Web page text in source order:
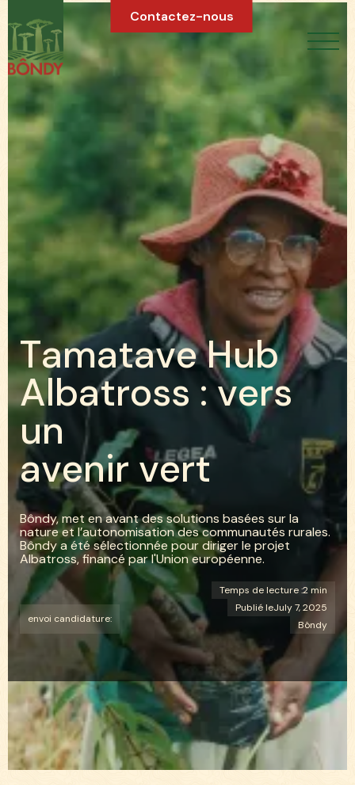
Contactez-nous
TamataveHub
Albatross : vers
un
avenir vert
Bôndy, met en avant des solutions basées sur la
nature et l’autonomisation des communautés rurales.
Bôndy a été sélectionnée pour diriger le projet
Albatross, financé par l'Union européenne.
Temps de lecture :2 min
Publié leJuly 7, 2025
Bôndy
envoi candidature:
Blog Bôndy/ Tamatave Hub Albatross : vers un avenir
vert